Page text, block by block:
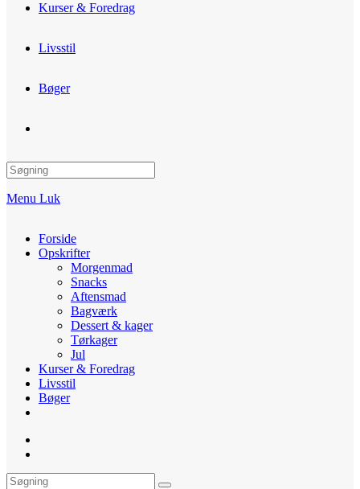
Kurser & Foredrag
Livsstil
Bøger
website
search
Menu Luk
Forside
Opskrifter
Morgenmad
Snacks
Aftensmad
Bagværk
Dessert & kager
Tørkager
Jul
Kurser & Foredrag
Livsstil
Bøger